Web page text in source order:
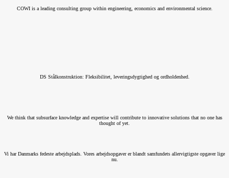
COWI is a leading consulting group within engineering, economics and environmental science.
DS Stålkonstruktion: Fleksibilitet, leveringsdygtighed og ordholdenhed.
We think that subsurface knowledge and expertise will contribute to innovative solutions that no one has
thought of yet.
Vi har Danmarks fedeste arbejdsplads. Vores arbejdsopgaver er blandt samfundets allervigtigste opgaver lige
nu.